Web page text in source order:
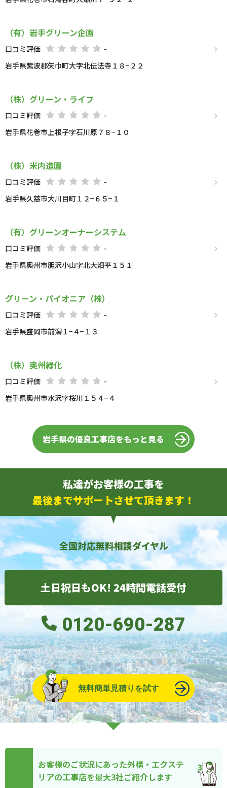
（有）岩手グリーン企画
口コミ評価
-
岩手県紫波郡矢巾町大字北伝法寺１８−２２
（株）グリーン・ライフ
口コミ評価
-
岩手県花巻市上根子字石川原７８−１０
（株）米内造園
口コミ評価
-
岩手県久慈市大川目町１２−６５−１
（有）グリーンオーナーシステム
口コミ評価
-
岩手県奥州市胆沢小山字北大畑平１５１
グリーン・パイオニア（株）
口コミ評価
-
岩手県盛岡市前潟１−４−１３
（株）奥州緑化
口コミ評価
-
岩手県奥州市水沢字桜川１５４−４
岩手県の優良工事店をもっと見る
私達がお客様の工事を
最後までサポートさせて頂きます！
全国対応無料相談ダイヤル
土日祝日もOK! 24時間電話受付
0120-690-287
無料簡単見積りを試す
お客様のご状況にあった外構・エクステ
リアの工事店を最大3社ご紹介します